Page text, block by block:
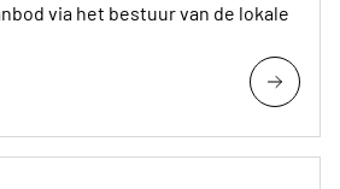
via het bestuur van de lokale